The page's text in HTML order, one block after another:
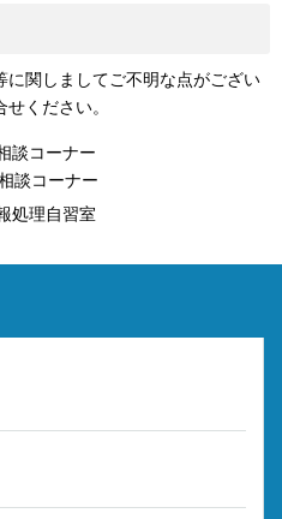
に関しましてご不明な点がござい
ください。
談コーナー
コーナー
理自習室